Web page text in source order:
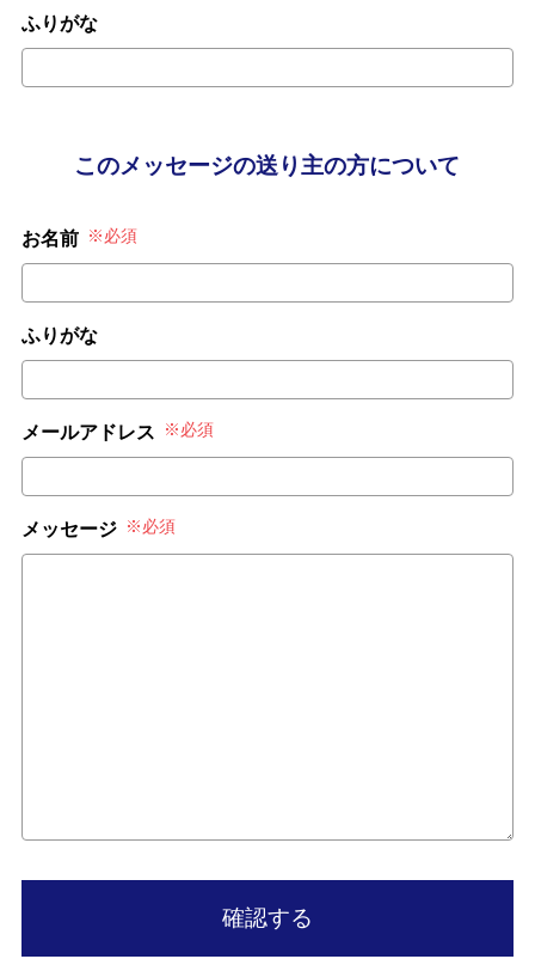
ふりがな
このメッセージの送り主の方について
お名前 ※必須
ふりがな
メールアドレス ※必須
メッセージ ※必須